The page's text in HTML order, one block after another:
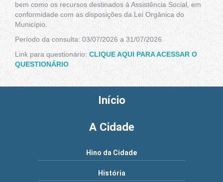
bem como os recursos destinados à Assistência Social, em
conformidade com as disposições da Lei Orgânica do
Município.
Período da consulta: 03/07/2026 a 31/07/2026.
Link para questionário: CLIQUE AQUI PARA ACESSAR O
QUESTIONÁRIO
Início
A Cidade
Hino da Cidade
História